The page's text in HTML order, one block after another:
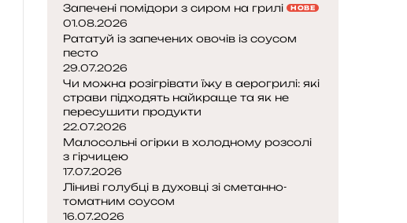
Запечені помідори з сиром на грилі НОВЕ
01.08.2026
Рататуй із запечених овочів із соусом
песто
29.07.2026
Чи можна розігрівати їжу в аерогрилі: які
страви підходять найкраще та як не
пересушити продукти
22.07.2026
Малосольні огірки в холодному розсолі
з гірчицею
17.07.2026
Ліниві голубці в духовці зі сметанно-
томатним соусом
16.07.2026